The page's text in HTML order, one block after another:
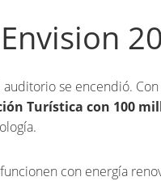
se encendió.
Turística con 100
con energía